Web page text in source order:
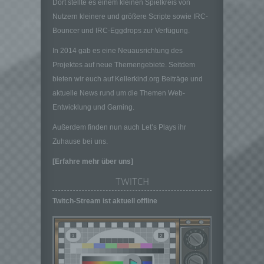
Dort stellte es einem kleinen Spielkreis von
Nutzern kleinere und größere Scripte sowie IRC-
Bouncer und IRC-Eggdrops zur Verfügung.
In 2014 gab es eine Neuausrichtung des
Projektes auf neue Themengebiete. Seitdem
bieten wir euch auf Kellerkind.org Beiträge und
aktuelle News rund um die Themen Web-
Entwicklung und Gaming.
Außerdem finden nun auch Let’s Plays ihr
Zuhause bei uns.
[Erfahre mehr über uns]
TWITCH
Twitch-Stream ist aktuell offline
und Mittel der Verarbeitung von
personenbezogenen Daten entscheidet.
Sind die Zwecke und Mittel dieser
Verarbeitung durch das Unionsrecht oder
so kann der Verantwortliche
beziehungsweise können die bestimmten
Kriterien seiner Benennung nach dem
Unionsrecht oder dem Recht der
juristische Person, Behörde, Einrichtung
Daten im Auftrag des Verantwortlichen
verarbeitet.
i) Empfänger
Empfänger ist eine natürliche oder juristische
Person, Behörde, Einrichtung oder andere
Stelle, der personenbezogene Daten